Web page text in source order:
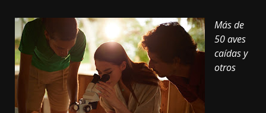
Más de
50 aves
caídas y
otros